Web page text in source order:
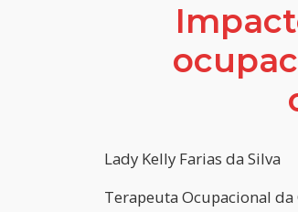
Lady Kelly Farias da Silva
Terapeuta Ocupacional da